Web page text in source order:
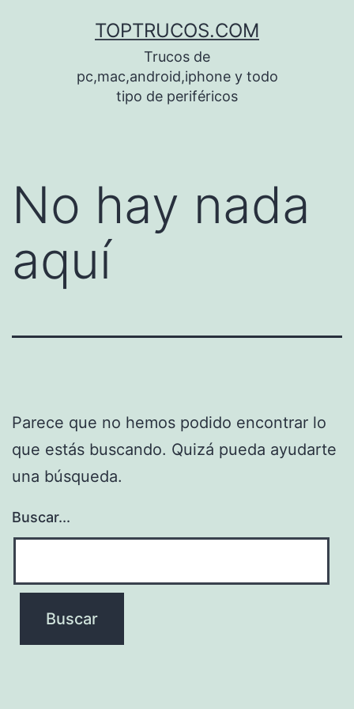
TOPTRUCOS.COM
Trucos de
pc,mac,android,iphone y todo
tipo de periféricos
No hay nada
aquí
Parece que no hemos podido encontrar lo
que estás buscando. Quizá pueda ayudarte
una búsqueda.
Buscar...